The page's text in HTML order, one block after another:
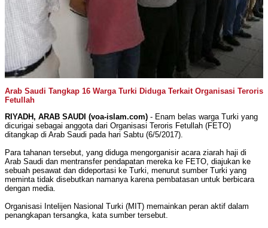
Arab Saudi Tangkap 16 Warga Turki Diduga Terkait Organisasi Teroris
Fetullah
RIYADH, ARAB SAUDI (voa-islam.com) - Enam belas warga Turki yang
dicurigai sebagai anggota dari Organisasi Teroris Fetullah (FETO)
ditangkap di Arab Saudi pada hari Sabtu (6/5/2017).
Para tahanan tersebut, yang diduga mengorganisir acara ziarah haji di
Arab Saudi dan mentransfer pendapatan mereka ke FETO, diajukan ke
sebuah pesawat dan dideportasi ke Turki, menurut sumber Turki yang
meminta tidak disebutkan namanya karena pembatasan untuk berbicara
dengan media.
Organisasi Intelijen Nasional Turki (MIT) memainkan peran aktif dalam
penangkapan tersangka, kata sumber tersebut.